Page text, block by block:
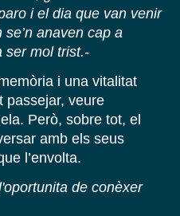
i el dia que van venir
anaven cap a
ser mol trist.-
i una vitalitat
passejar, veure
Però, sobre tot, el
amb els seus
l’envolta.
de conèxer